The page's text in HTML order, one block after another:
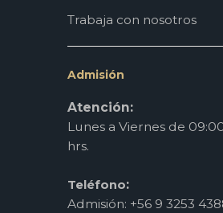
Trabaja con nosotros
Admisión
Atención:
Lunes a Viernes de
hrs.
Teléfono:
Admisión: +56 9 3253